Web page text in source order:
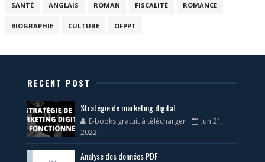
SANTÉ ANGLAIS ROMAN FISCALITÉ ROMANCE
BIOGRAPHIE CULTURE OFPPT
RECENT POST
Stratégie de marketing digital
E-books gratuit à télécharger
Jun 21,
2022
Analyse des données PDF